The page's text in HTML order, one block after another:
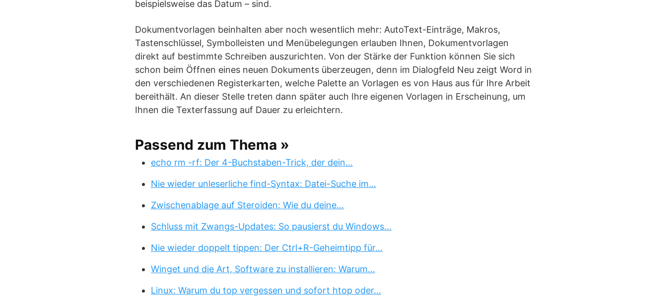
beispielsweise das Datum – sind.
Dokumentvorlagen beinhalten aber noch wesentlich mehr: AutoText-Einträge, Makros,
Tastenschlüssel, Symbolleisten und Menübelegungen erlauben Ihnen, Dokumentvorlagen
direkt auf bestimmte Schreiben auszurichten. Von der Stärke der Funktion können Sie sich
schon beim Öffnen eines neuen Dokuments überzeugen, denn im Dialogfeld Neu zeigt Word in
den verschiedenen Registerkarten, welche Palette an Vorlagen es von Haus aus für Ihre Arbeit
bereithält. An dieser Stelle treten dann später auch Ihre eigenen Vorlagen in Erscheinung, um
Ihnen die Texterfassung auf Dauer zu erleichtern.
Passend zum Thema »
echo rm -rf: Der 4-Buchstaben-Trick, der dein…
Nie wieder unleserliche find-Syntax: Datei-Suche im…
Zwischenablage auf Steroiden: Wie du deine…
Schluss mit Zwangs-Updates: So pausierst du Windows…
Nie wieder doppelt tippen: Der Ctrl+R-Geheimtipp für…
Winget und die Art, Software zu installieren: Warum…
Linux: Warum du top vergessen und sofort htop oder…